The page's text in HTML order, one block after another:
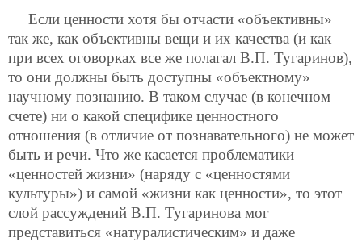
Если ценности хотя бы отчасти «объективны»
так же, как объективны вещи и их качества (и как
при всех оговорках все же полагал В.П. Тугаринов),
то они должны быть доступны «объектному»
научному познанию. В таком случае (в конечном
счете) ни о какой специфике ценностного
отношения (в отличие от познавательного) не может
быть и речи. Что же касается проблематики
«ценностей жизни» (наряду с «ценностями
культуры») и самой «жизни как ценности», то этот
слой рассуждений В.П. Тугаринова мог
представиться «натуралистическим» и даже